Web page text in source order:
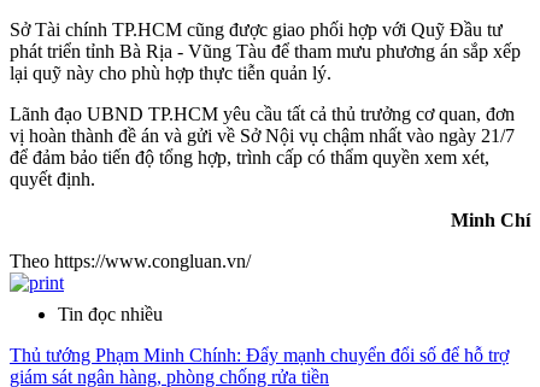
Sở Tài chính TP.HCM cũng được giao phối hợp với Quỹ Đầu tư
phát triển tỉnh Bà Rịa - Vũng Tàu để tham mưu phương án sắp xếp
lại quỹ này cho phù hợp thực tiễn quản lý.
Lãnh đạo UBND TP.HCM yêu cầu tất cả thủ trưởng cơ quan, đơn
vị hoàn thành đề án và gửi về Sở Nội vụ chậm nhất vào ngày 21/7
để đảm bảo tiến độ tổng hợp, trình cấp có thẩm quyền xem xét,
quyết định.
Minh Chí
Theo https://www.congluan.vn/
Tin đọc nhiều
Thủ tướng Phạm Minh Chính: Đẩy mạnh chuyển đổi số để hỗ trợ
giám sát ngân hàng, phòng chống rửa tiền